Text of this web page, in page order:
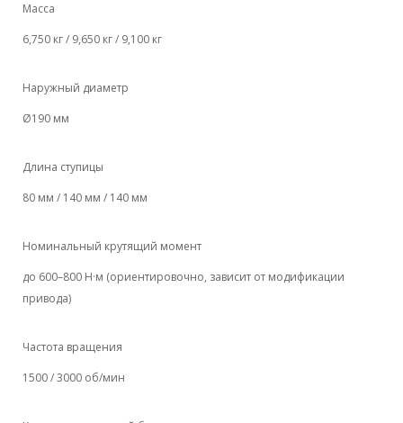
Масса
6,750 кг / 9,650 кг / 9,100 кг
Наружный диаметр
Ø190 мм
Длина ступицы
80 мм / 140 мм / 140 мм
Номинальный крутящий момент
до 600–800 Н·м (ориентировочно, зависит от модификации
привода)
Частота вращения
1500 / 3000 об/мин